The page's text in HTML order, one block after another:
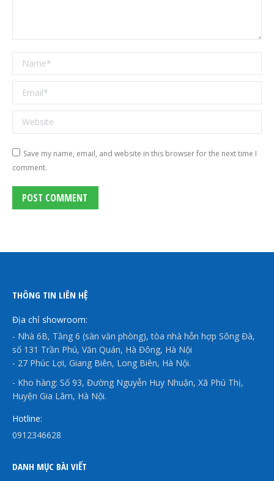
Name *
Email *
Website
Save my name, email, and website in this browser for the next time I
comment.
POST COMMENT
THÔNG TIN LIÊN HỆ
Địa chỉ showroom:
- Nhà 6B, Tầng 6 (sàn văn phòng), tòa nhà hỗn hợp Sông Đà,
số 131 Trần Phú, Văn Quán, Hà Đông, Hà Nội
- 27 Phúc Lợi, Giang Biên, Long Biên, Hà Nội.
- Kho hàng: Số 93, Đường Nguyễn Huy Nhuận, Xã Phú Thị,
Huyện Gia Lâm, Hà Nội.
Hotline:
0912346628
DANH MỤC BÀI VIẾT